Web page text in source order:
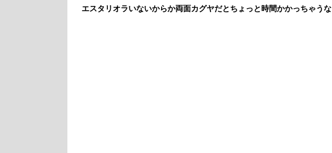
エスタリオラいないからか両面カグヤだとちょっと時間かかっちゃうな